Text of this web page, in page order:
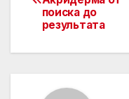
по
записям
поиска до
результата